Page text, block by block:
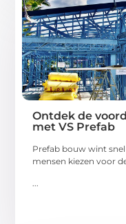
Ontdek de
met VS Prefab
Prefab bouw wint
mensen kiezen voor
...